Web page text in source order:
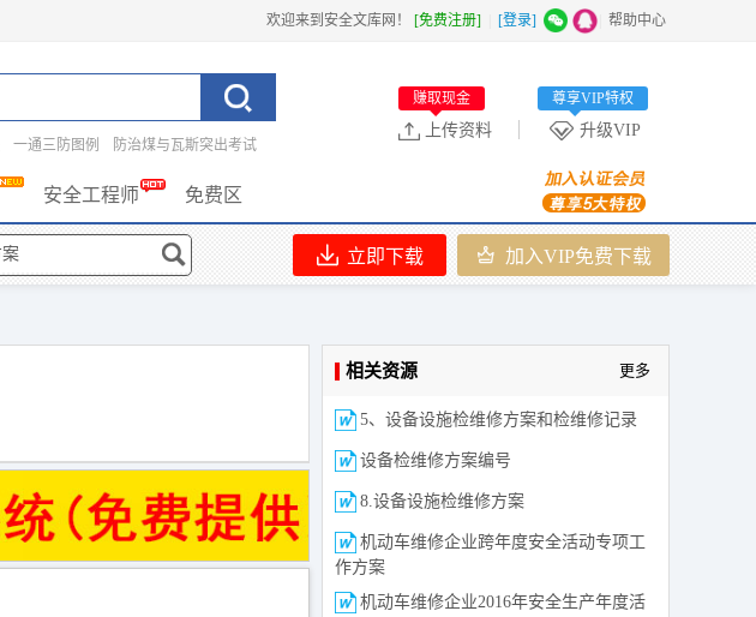
欢迎来到安全文库网！ [免费注册] [登录] 帮助中心
一通三防图例
防治煤与瓦斯突出考试
升级VIP
尊享VIP特权
上传资料
赚取现金
安全工程师 免费区
立即下载 加入VIP免费下载
相关资源 更多
5、设备设施检维修方案和检维修记录
设备检维修方案编号
8.设备设施检维修方案
机动车维修企业跨年度安全活动专项工
作方案
机动车维修企业2016年安全生产年度活